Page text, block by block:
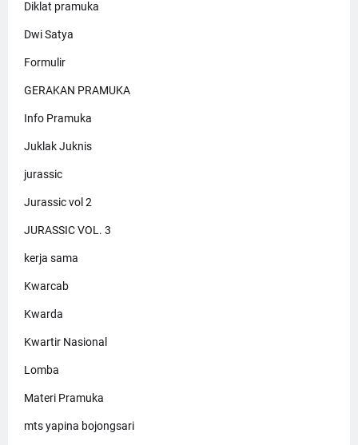
Diklat pramuka
Dwi Satya
Formulir
GERAKAN PRAMUKA
Info Pramuka
Juklak Juknis
jurassic
Jurassic vol 2
JURASSIC VOL. 3
kerja sama
Kwarcab
Kwarda
Kwartir Nasional
Lomba
Materi Pramuka
mts yapina bojongsari